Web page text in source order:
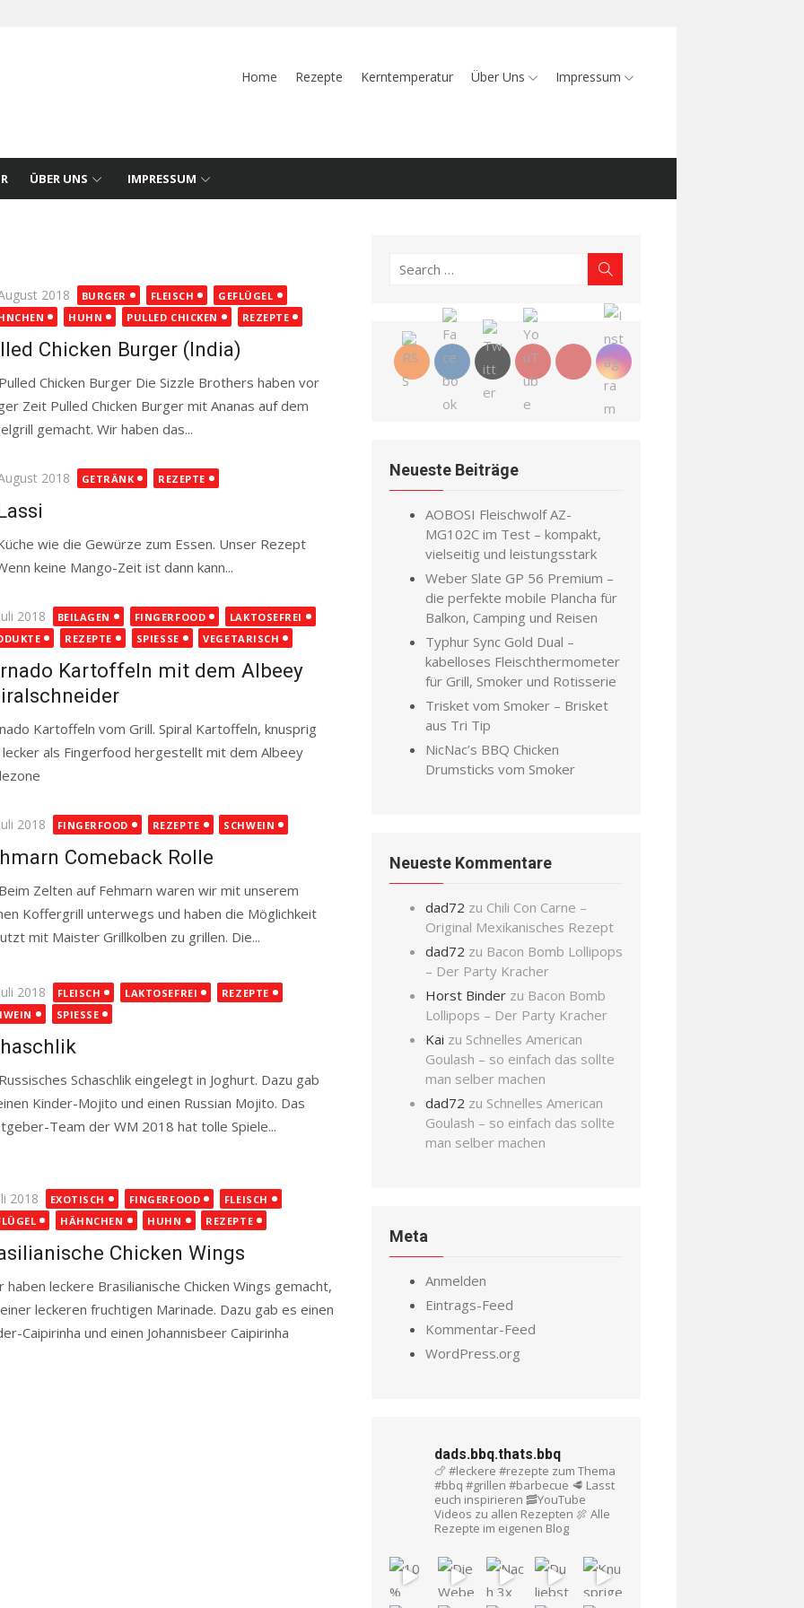
Home Rezepte Kerntemperatur Über Uns Impressum
ÜBER UNS IMPRESSUM
2018 BURGER FLEISCH
GEFLÜGEL
HUHN PULLED CHICKEN REZEPTE
Chicken Burger (India)
Chicken Burger Die Sizzle Brothers haben vor
Zeit Pulled Chicken Burger mit Ananas auf dem
gemacht. Wir haben das...
2018 GETRÄNK REZEPTE
wie die Gewürze zum Essen. Unser Rezept
keine Mango-Zeit ist dann kann...
2018 BEILAGEN FINGERFOOD
LAKTOSEFREI
REZEPTE SPIESSE VEGETARISCH
Kartoffeln mit dem Albeey
Kartoffeln vom Grill. Spiral Kartoffeln, knusprig
lecker als Fingerfood hergestellt mit dem Albeey
2018 FINGERFOOD REZEPTE SCHWEIN
Comeback Rolle
Zelten auf Fehmarn waren wir mit unserem
Koffergrill unterwegs und haben die Möglichkeit
mit Maister Grillkolben zu grillen. Die...
2018 FLEISCH LAKTOSEFREI
REZEPTE
SPIESSE
Schaschlik eingelegt in Joghurt. Dazu gab
Kinder-Mojito und einen Russian Mojito. Das
Team der WM 2018 hat tolle Spiele...
2018 EXOTISCH FINGERFOOD
FLEISCH
HÄHNCHEN HUHN REZEPTE
Chicken Wings
haben leckere Brasilianische Chicken Wings gemacht,
leckeren fruchtigen Marinade. Dazu gab es einen
Caipirinha und einen Johannisbeer Caipirinha
Search
Neueste Beiträge
AOBOSI Fleischwolf AZ-
MG102C im Test – kompakt,
vielseitig und leistungsstark
Weber Slate GP 56 Premium –
die perfekte mobile Plancha für
Balkon, Camping und Reisen
Typhur Sync Gold Dual –
kabelloses Fleischthermometer
für Grill, Smoker und Rotisserie
Trisket vom Smoker – Brisket
aus Tri Tip
NicNac’s BBQ Chicken
Drumsticks vom Smoker
Neueste Kommentare
dad72 zu Chili Con Carne –
Original Mexikanisches Rezept
dad72 zu Bacon Bomb Lollipops
– Der Party Kracher
Horst Binder zu Bacon Bomb
Lollipops – Der Party Kracher
Kai zu Schnelles American
Goulash – so einfach das sollte
man selber machen
dad72 zu Schnelles American
Goulash – so einfach das sollte
man selber machen
Meta
Anmelden
Eintrags-Feed
Kommentar-Feed
WordPress.org
dads.bbq.thats.bbq
🍗 #leckere #rezepte zum Thema
#bbq #grillen #barbecue 🥩 Lasst
euch inspirieren 🥓YouTube
Videos zu allen Rezepten 🍖 Alle
Rezepte im eigenen Blog